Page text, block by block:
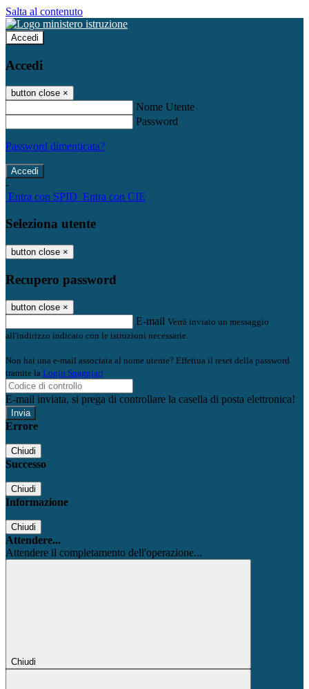
Salta al contenuto
Accedi
Accedi
button close ×
Nome Utente
Password
Password dimenticata?
-
Entra con SPID Entra con CIE
Seleziona utente
button close ×
Recupero password
button close ×
E-mail Verrà inviato un messaggio
all'indirizzo indicato con le istruzioni necessarie.
Non hai una e-mail associata al nome utente? Effettua il reset della password
tramite la Login Spaggiari
E-mail inviata, si prega di controllare la casella di posta elettronica!
Errore
Chiudi
Successo
Chiudi
Informazione
Chiudi
Attendere...
Attendere il completamento dell'operazione...
Chiudi